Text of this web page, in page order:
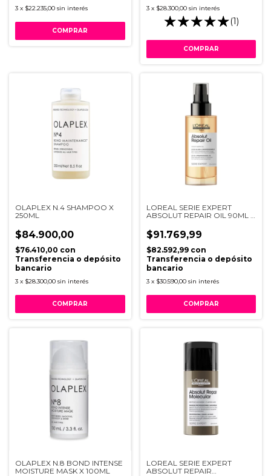
3 x $22.235,00 sin interés 3 x $28.300,00 sin interés
(1)
OLAPLEX N.4 SHAMPOO X
250ML
$84.900,00
$76.410,00 con
Transferencia o depósito
bancario
3 x $28.300,00 sin interés
LOREAL SERIE EXPERT
ABSOLUT REPAIR OIL 90ML R
$91.769,99
$82.592,99 con
Transferencia o depósito
bancario
3 x $30.590,00 sin interés
OLAPLEX N.8 BOND INTENSE
MOISTURE MASK X 100ML
LOREAL SERIE EXPERT
ABSOLUT REPAIR